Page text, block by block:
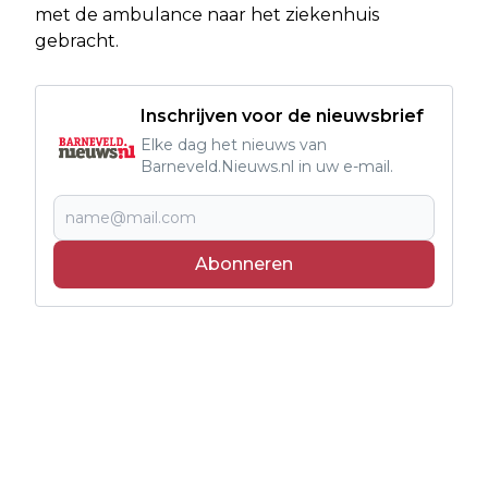
met de ambulance naar het ziekenhuis
gebracht.
Inschrijven voor de nieuwsbrief
Elke dag het nieuws van
Barneveld.Nieuws.nl in uw e-mail.
Abonneren